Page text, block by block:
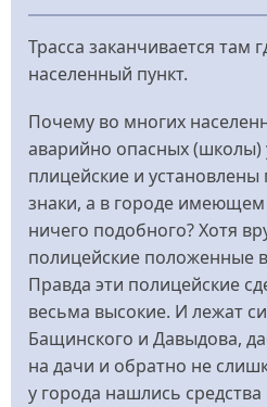
Трасса заканчивается там
населенный пункт.
Почему во многих
аварийно опасных
плицейские и
знаки, а в городе имеющем
ничего подобного? Хотя
полицейские положенные
Правда эти полицейские
весьма высокие. И лежат
Бащинского и Давыдова,
на дачи и обратно не
у города нашлись